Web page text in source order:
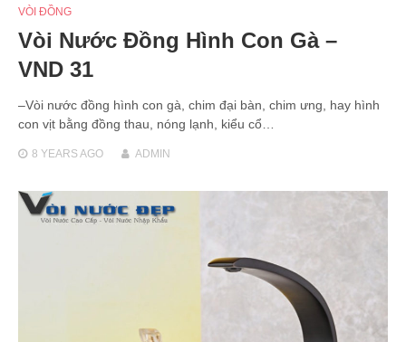
VÒI ĐỒNG
Vòi Nước Đồng Hình Con Gà –
VND 31
–Vòi nước đồng hình con gà, chim đại bàn, chim ưng, hay hình
con vịt bằng đồng thau, nóng lạnh, kiểu cổ…
8 YEARSAGO ADMIN